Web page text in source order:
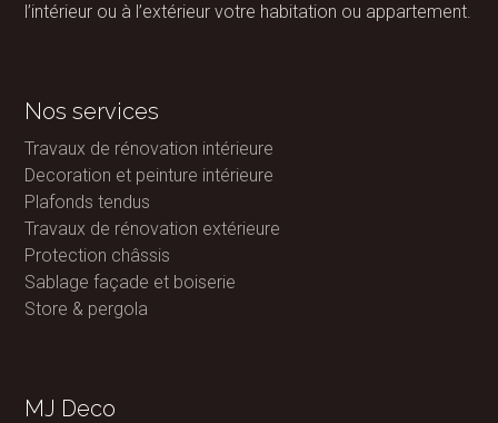
l’intérieur ou à l’extérieur votre habitation ou appartement.
Nos services
Travaux de rénovation intérieure
Decoration et peinture intérieure
Plafonds tendus
Travaux de rénovation extérieure
Protection châssis
Sablage façade et boiserie
Store & pergola
MJ Deco